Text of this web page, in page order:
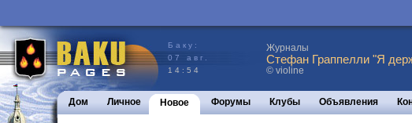
Баку:
07 авг.
14:54
Журналы
Стефан Граппелли "Я
© violine
Дом Личное Новое Форумы Клубы Объявления